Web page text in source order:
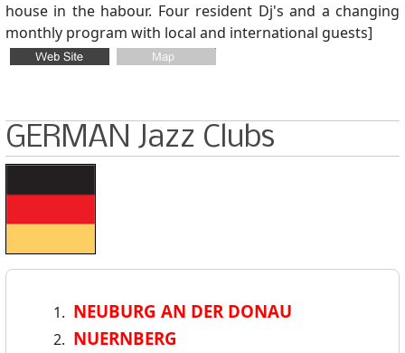
house in the habour. Four resident Dj's and a changing
monthly program with local and international guests]
GERMAN Jazz Clubs
NEUBURG AN DER DONAU
NUERNBERG